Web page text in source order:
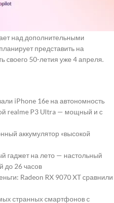
что уже работает над
над дополнительными
представить на
своего 50-летия уже 4 апреля.
iPhone 16e на автономность
realme P3 Ultra — мощный и с
аккумулятор «высокой
гаджет на лето — настольный
до 26 часов
Radeon RX 9070 XT сравнили
странных смартфонов с